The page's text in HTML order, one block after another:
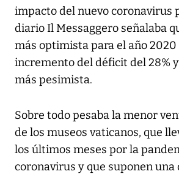
impacto del nuevo coronavirus
diario Il Messaggero señalaba
más optimista para el año
incremento del déficit del 28% y
más pesimista.
Sobre todo pesaba la menor
de los museos vaticanos, que
los últimos meses por la
coronavirus y que suponen una